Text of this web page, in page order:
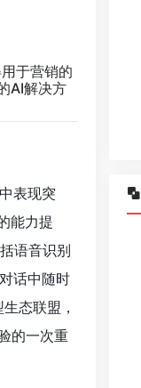
于营销的
AI解决方
表现突
能力提
语音识别
话中随时
态联盟，
的一次重